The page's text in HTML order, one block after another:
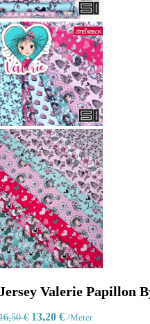
Valerie Papillon
€ Ursprünglicher
13,20 €Aktueller
/Meter